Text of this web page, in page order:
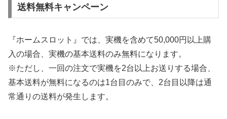
送料無料キャンペーン
『ホームスロット』では、実機を含めて50,000円以上購
入の場合、実機の基本送料のみ無料になります。
※ただし、一回の注文で実機を2台以上お送りする場合、
基本送料が無料になるのは1台目のみで、2台目以降は通
常通りの送料が発生します。